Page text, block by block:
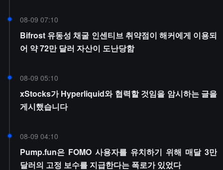
08-09 07:10
Bifrost 유동성 채굴 인센티브 취약점이 해커에게 이용되
어 약 72만 달러 자산이 도난당함
08-09 05:10
xStocks가 Hyperliquid와 협력할 것임을 암시하는 글을
게시했습니다
08-09 04:10
Pump.fun은 FOMO 사용자를 유치하기 위해 매달 3만
달러의 고정 보수를 지급한다는 폭로가 있었다